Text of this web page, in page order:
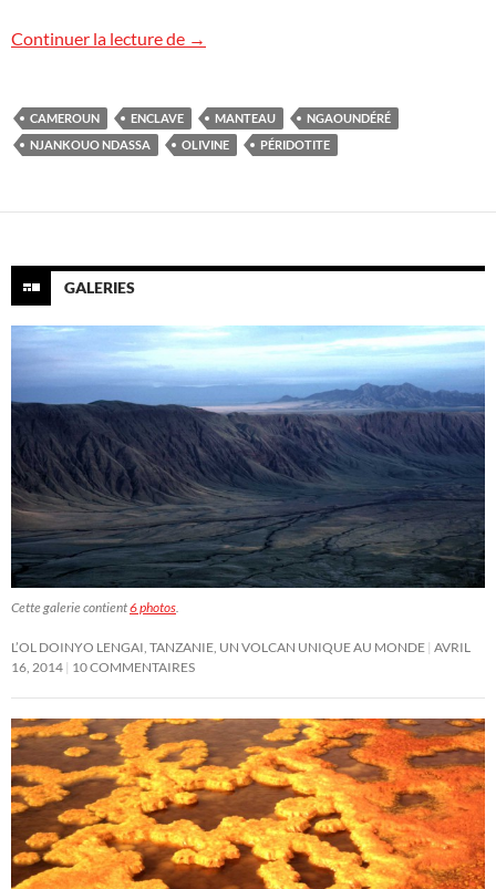
Continuer la lecture de Un basalte à enclaves de péridotite au
→
CAMEROUN ENCLAVE MANTEAU
NGAOUNDÉRÉ
NJANKOUO NDASSA
OLIVINE PÉRIDOTITE
GALERIES
Cette galerie contient6 photos
L’OL DOINYO LENGAI, TANZANIE, UN VOLCAN UNIQUE AU MONDE AVRIL
16, 2014 10 COMMENTAIRES